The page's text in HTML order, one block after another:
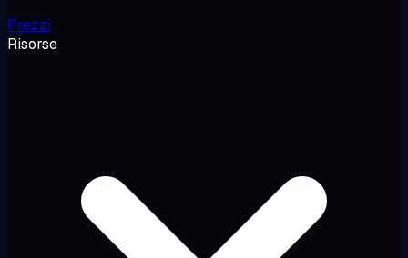
Prezzi
Risorse